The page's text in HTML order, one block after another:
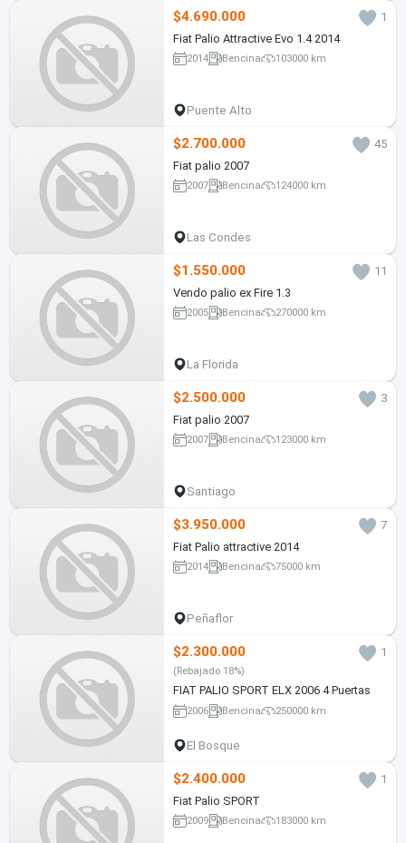
$4.690.000
1
Fiat Palio Attractive Evo 1.4 2014
2014 Bencina 103000 km
Puente Alto
$2.700.000
45
Fiat palio 2007
2007 Bencina 124000 km
Las Condes
$1.550.000
11
Vendo palio ex Fire 1.3
2005 Bencina 270000 km
La Florida
$2.500.000
3
Fiat palio 2007
2007 Bencina 123000 km
Santiago
$3.950.000
7
Fiat Palio attractive 2014
2014 Bencina 75000 km
Peñaflor
$2.300.000 1
(Rebajado 18%)
FIAT PALIO SPORT ELX 2006 4 Puertas
2006 Bencina 250000 km
El Bosque
$2.400.000
1
Fiat Palio SPORT
2009 Bencina 183000 km